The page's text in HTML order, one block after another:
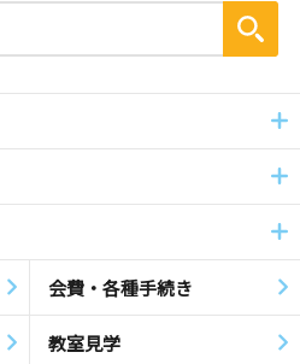
会費・各種手続き
教室見学